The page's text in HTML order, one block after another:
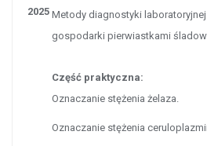
2025 Metody diagnostyki
gospodarki pierwiastkami
Część praktyczna:
Oznaczanie stężenia żelaza.
Oznaczanie stężenia